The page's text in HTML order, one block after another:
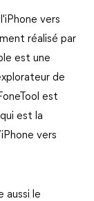
vers
réalisé par
est une
de
est
est la
vers
aussi le